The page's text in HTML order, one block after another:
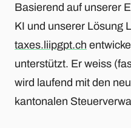
Basierend auf unserer
KI und unserer Lösung
taxes.liipgpt.ch
unterstützt. Er weiss
wird laufend mit den
kantonalen